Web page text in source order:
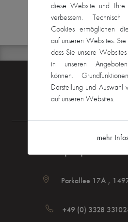
diese Website und Ihre
verbessern. Technisch
Cookies ermöglichen
auf unseren Websites.
dass Sie unsere
in unseren
können.
Darstellung und Auswahl
auf unseren Websites.
mehr
Bleib Aktuell:
Folge Uns auf
Parkallee 17A ,
+49 (0) 3328